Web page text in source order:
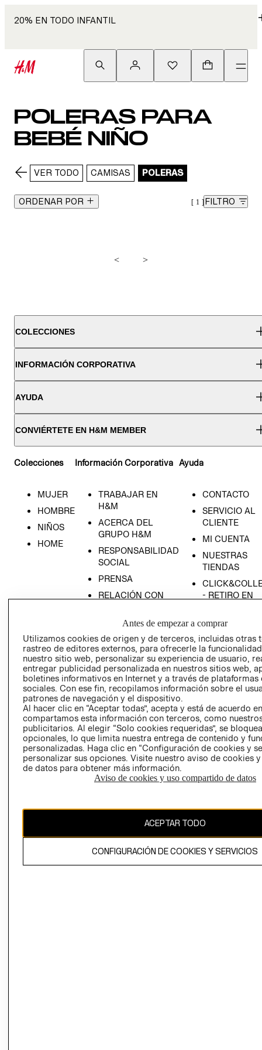
20% EN TODO INFANTIL
POLERAS PARA
BEBÉ NIÑO
VER TODO CAMISAS POLERAS
ORDENAR POR 1 FILTRO
< >
COLECCIONES
INFORMACIÓN CORPORATIVA
AYUDA
CONVIÉRTETE EN H&M MEMBER
Colecciones
MUJER
HOMBRE
NIÑOS
HOME
Información Corporativa
TRABAJAR EN
H&M
ACERCA DEL
GRUPO H&M
RESPONSABILIDAD
SOCIAL
PRENSA
RELACIÓN CON
POLÍTICA
EMPRESARIAL
Ayuda
CONTACTO
SERVICIO AL
CLIENTE
MI CUENTA
NUESTRAS
TIENDAS
- RETIRO EN
TÉRMINOS Y
CONDICIONES
AVISO DE
PRIVACIDAD
GIFT CARD
COOKIES
CAMBIAR REGIÓN
Antes de empezar a comprar
Utilizamos cookies de origen y de terceros, incluidas otras
rastreo de editores externos, para ofrecerle la
nuestro sitio web, personalizar su experiencia de usuario,
entregar publicidad personalizada en nuestros sitios web,
boletines informativos en Internet y a través de plataformas
sociales. Con ese fin, recopilamos información sobre el
patrones de navegación y el dispositivo.
Al hacer clic en “Aceptar todas”, acepta y está de acuerdo
compartamos esta información con terceros, como
publicitarios. Al elegir “Solo cookies requeridas”, se
opcionales, lo que limita nuestra entrega de contenido y
personalizadas. Haga clic en “Configuración de cookies y
personalizar sus opciones. Visite nuestro aviso de cookies
de datos para obtener más información.
Aviso de cookies y uso compartido de datos
ACEPTAR TODO
CONFIGURACIÓN DE COOKIES Y SERVICIOS